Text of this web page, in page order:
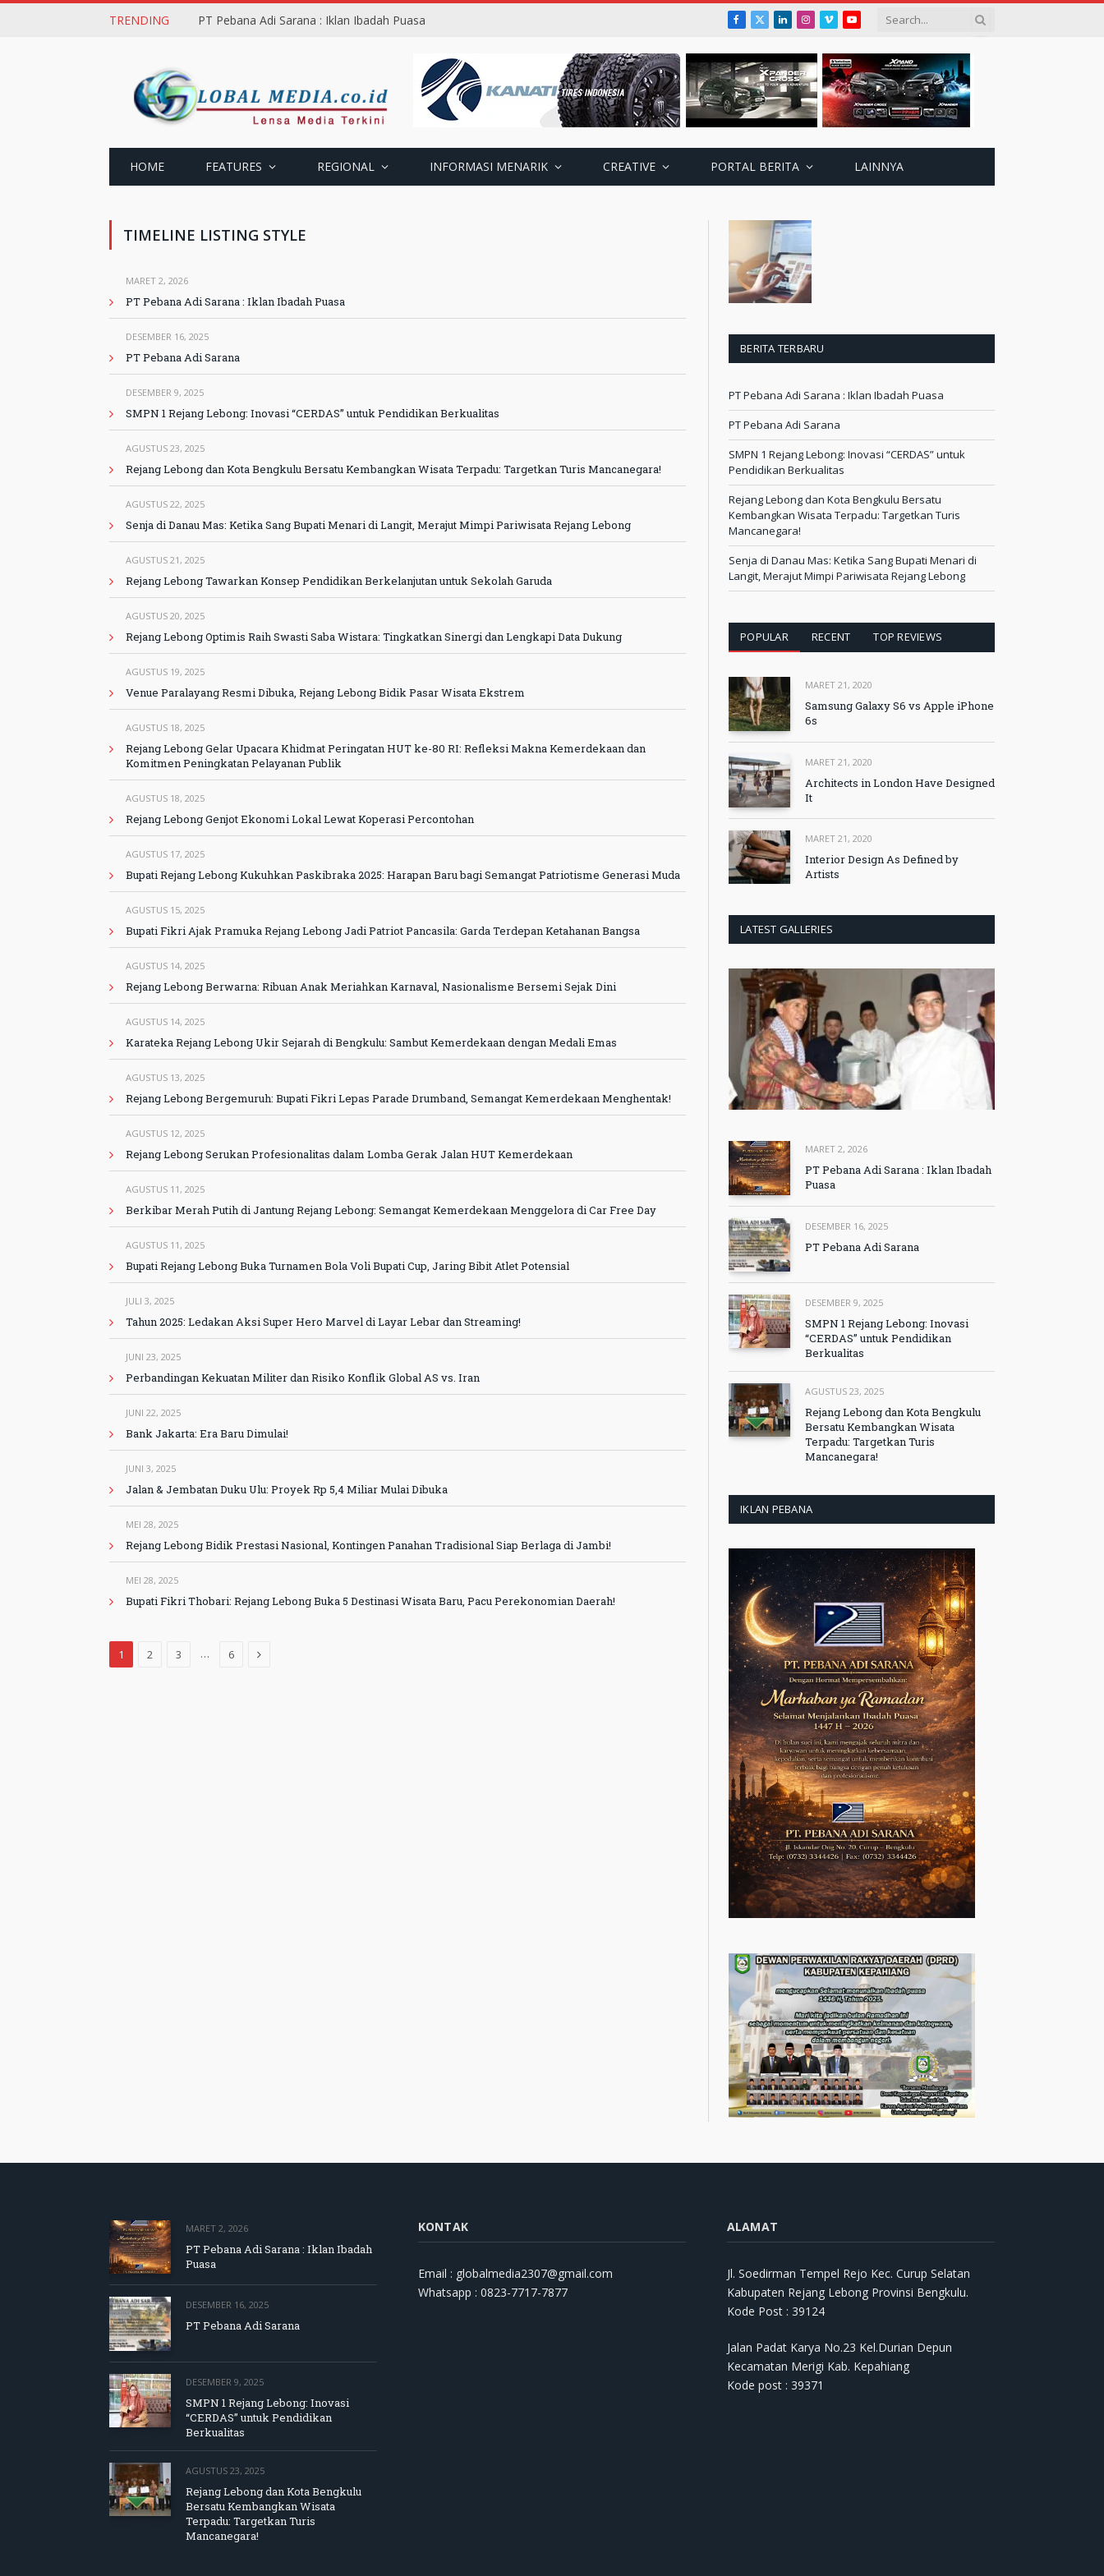
TRENDING PT Pebana Adi Sarana : Iklan Ibadah Puasa Facebook
X
LinkedInInstagram
VimeoYouTube
HOME FEATURES REGIONAL INFORMASI MENARIK CREATIVE PORTAL BERITA LAINNYA
TIMELINE LISTING STYLE
MARET 2, 2026
PT Pebana Adi Sarana : Iklan Ibadah Puasa
DESEMBER 16, 2025
PT Pebana Adi Sarana
DESEMBER 9, 2025
SMPN 1 Rejang Lebong: Inovasi “CERDAS” untuk Pendidikan Berkualitas
AGUSTUS 23, 2025
Rejang Lebong dan Kota Bengkulu Bersatu Kembangkan Wisata Terpadu: Targetkan Turis Mancanegara!
AGUSTUS 22, 2025
Senja di Danau Mas: Ketika Sang Bupati Menari di Langit, Merajut Mimpi Pariwisata Rejang Lebong
AGUSTUS 21, 2025
Rejang Lebong Tawarkan Konsep Pendidikan Berkelanjutan untuk Sekolah Garuda
AGUSTUS 20, 2025
Rejang Lebong Optimis Raih Swasti Saba Wistara: Tingkatkan Sinergi dan Lengkapi Data Dukung
AGUSTUS 19, 2025
Venue Paralayang Resmi Dibuka, Rejang Lebong Bidik Pasar Wisata Ekstrem
AGUSTUS 18, 2025
Rejang Lebong Gelar Upacara Khidmat Peringatan HUT ke-80 RI: Refleksi Makna Kemerdekaan dan
Komitmen Peningkatan Pelayanan Publik
AGUSTUS 18, 2025
Rejang Lebong Genjot Ekonomi Lokal Lewat Koperasi Percontohan
AGUSTUS 17, 2025
Bupati Rejang Lebong Kukuhkan Paskibraka 2025: Harapan Baru bagi Semangat Patriotisme Generasi Muda
AGUSTUS 15, 2025
Bupati Fikri Ajak Pramuka Rejang Lebong Jadi Patriot Pancasila: Garda Terdepan Ketahanan Bangsa
AGUSTUS 14, 2025
Rejang Lebong Berwarna: Ribuan Anak Meriahkan Karnaval, Nasionalisme Bersemi Sejak Dini
AGUSTUS 14, 2025
Karateka Rejang Lebong Ukir Sejarah di Bengkulu: Sambut Kemerdekaan dengan Medali Emas
AGUSTUS 13, 2025
Rejang Lebong Bergemuruh: Bupati Fikri Lepas Parade Drumband, Semangat Kemerdekaan Menghentak!
AGUSTUS 12, 2025
Rejang Lebong Serukan Profesionalitas dalam Lomba Gerak Jalan HUT Kemerdekaan
AGUSTUS 11, 2025
Berkibar Merah Putih di Jantung Rejang Lebong: Semangat Kemerdekaan Menggelora di Car Free Day
AGUSTUS 11, 2025
Bupati Rejang Lebong Buka Turnamen Bola Voli Bupati Cup, Jaring Bibit Atlet Potensial
JULI 3, 2025
Tahun 2025: Ledakan Aksi Super Hero Marvel di Layar Lebar dan Streaming!
JUNI 23, 2025
Perbandingan Kekuatan Militer dan Risiko Konflik Global AS vs. Iran
JUNI 22, 2025
Bank Jakarta: Era Baru Dimulai!
JUNI 3, 2025
Jalan & Jembatan Duku Ulu: Proyek Rp 5,4 Miliar Mulai Dibuka
MEI 28, 2025
Rejang Lebong Bidik Prestasi Nasional, Kontingen Panahan Tradisional Siap Berlaga di Jambi!
MEI 28, 2025
Bupati Fikri Thobari: Rejang Lebong Buka 5 Destinasi Wisata Baru, Pacu Perekonomian Daerah!
1 2 3 … 6 Next
BERITA TERBARU
PT Pebana Adi Sarana : Iklan Ibadah Puasa
PT Pebana Adi Sarana
SMPN 1 Rejang Lebong: Inovasi “CERDAS” untuk
Pendidikan Berkualitas
Rejang Lebong dan Kota Bengkulu Bersatu
Kembangkan Wisata Terpadu: Targetkan Turis
Mancanegara!
Senja di Danau Mas: Ketika Sang Bupati Menari di
Langit, Merajut Mimpi Pariwisata Rejang Lebong
POPULAR RECENT TOP REVIEWS
MARET 21, 2020
Samsung Galaxy S6 vs Apple iPhone
6s
MARET 21, 2020
Architects in London Have Designed
It
MARET 21, 2020
Interior Design As Defined by
Artists
LATEST GALLERIES
MARET 2, 2026
PT Pebana Adi Sarana : Iklan Ibadah
Puasa
DESEMBER 16, 2025
PT Pebana Adi Sarana
DESEMBER 9, 2025
SMPN 1 Rejang Lebong: Inovasi
“CERDAS” untuk Pendidikan
Berkualitas
AGUSTUS 23, 2025
Rejang Lebong dan Kota Bengkulu
Bersatu Kembangkan Wisata
Terpadu: Targetkan Turis
Mancanegara!
IKLAN PEBANA
MARET 2, 2026
PT Pebana Adi Sarana : Iklan Ibadah
Puasa
DESEMBER 16, 2025
PT Pebana Adi Sarana
DESEMBER 9, 2025
SMPN 1 Rejang Lebong: Inovasi
“CERDAS” untuk Pendidikan
Berkualitas
AGUSTUS 23, 2025
Rejang Lebong dan Kota Bengkulu
Bersatu Kembangkan Wisata
Terpadu: Targetkan Turis
Mancanegara!
KONTAK
Email : globalmedia2307@gmail.com
Whatsapp : 0823-7717-7877
ALAMAT
Jl. Soedirman Tempel Rejo Kec. Curup Selatan
Kabupaten Rejang Lebong Provinsi Bengkulu.
Kode Post : 39124
Jalan Padat Karya No.23 Kel.Durian Depun
Kecamatan Merigi Kab. Kepahiang
Kode post : 39371